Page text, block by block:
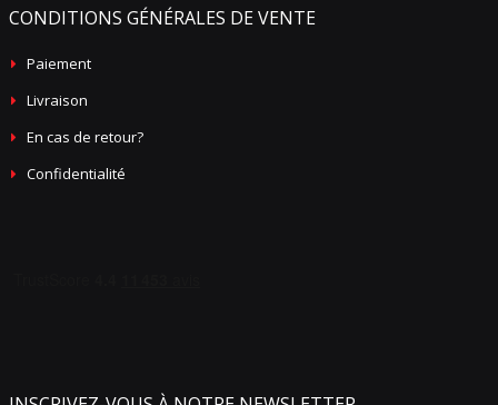
CONDITIONS GÉNÉRALES DE VENTE
Paiement
Livraison
En cas de retour?
Confidentialité